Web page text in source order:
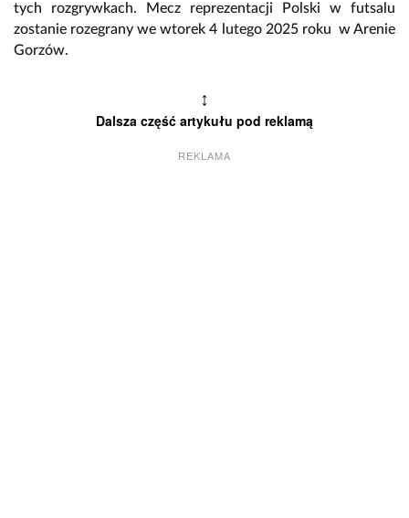
tych rozgrywkach. Mecz reprezentacji Polski w futsalu
zostanie rozegrany we wtorek 4 lutego 2025 roku w Arenie
Gorzów.
↕
Dalsza część artykułu pod reklamą
REKLAMA